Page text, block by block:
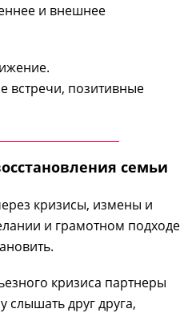
и внешнее
встречи, позитивные
семьи
кризисы, измены и
и грамотном подходе
кризиса партнеры
друг друга,